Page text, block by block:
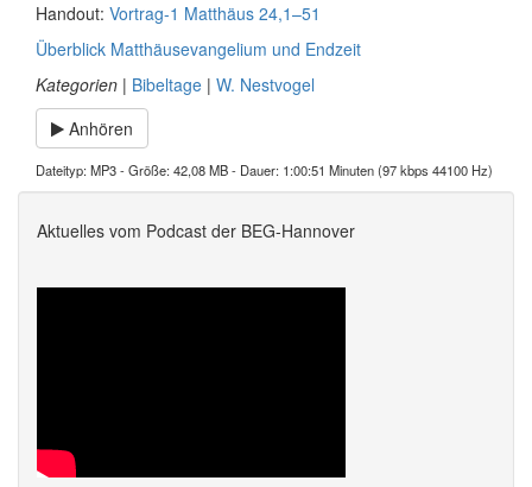
Handout: Vortrag-1 Matthäus 24,1–51
Überblick Matthäusevangelium und Endzeit
Kategorien | Bibeltage | W. Nestvogel
Anhören
Dateityp: MP3 - Größe: 42,08 MB - Dauer: 1:00:51 Minuten (97 kbps 44100 Hz)
Aktuelles vom Podcast der BEG-Hannover